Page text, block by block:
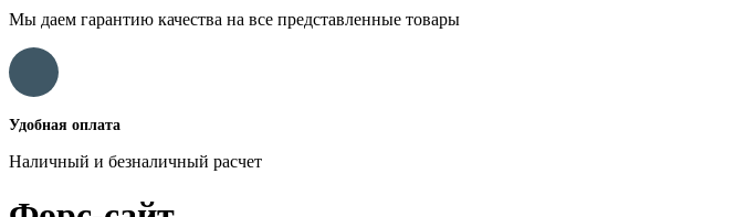
Мы даем гарантию качества на все представленные товары
Удобная оплата
Наличный и безналичный расчет